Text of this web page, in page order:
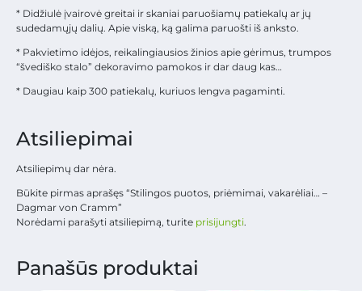
* Didžiulė įvairovė greitai ir skaniai paruošiamų patiekalų ar jų
sudedamųjų dalių. Apie viską, ką galima paruošti iš anksto.
* Pakvietimo idėjos, reikalingiausios žinios apie gėrimus, trumpos
“švediško stalo” dekoravimo pamokos ir dar daug kas…
* Daugiau kaip 300 patiekalų, kuriuos lengva pagaminti.
Atsiliepimai
Atsiliepimų dar nėra.
Būkite pirmas aprašęs “Stilingos puotos, priėmimai, vakarėliai… –
Dagmar von Cramm”
Norėdami parašyti atsiliepimą, turite prisijungti.
Panašūs produktai